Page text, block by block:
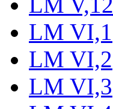
LM VI,1
LM VI,2
LM VI,3